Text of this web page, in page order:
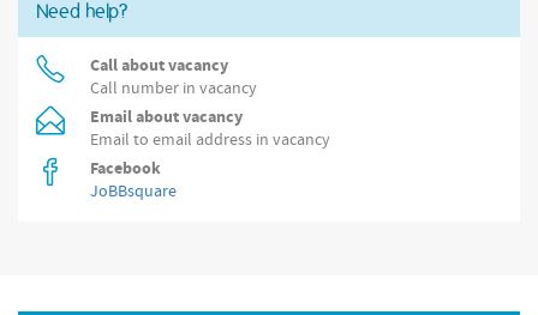
Need help?
Call about vacancy
Call number in vacancy
Email about vacancy
Email to email address in vacancy
Facebook
JoBBsquare